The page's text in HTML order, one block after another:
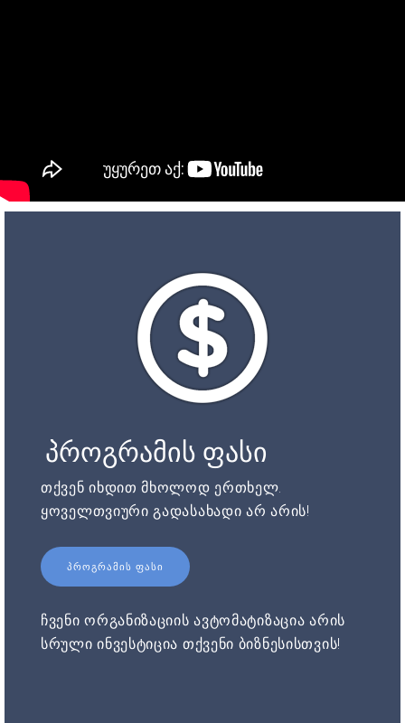
პროგრამის ფასი
თქვენ იხდით მხოლოდ ერთხელ.
ყოველთვიური გადასახადი არ არის!
ᲞᲠᲝᲒᲠᲐᲛᲘᲡ ᲤᲐᲡᲘ
ჩვენი ორგანიზაციის ავტომატიზაცია არის
სრული ინვესტიცია თქვენი ბიზნესისთვის!